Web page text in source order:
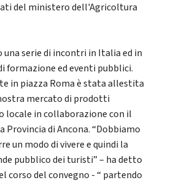
del ministero dell'Agricoltura
serie di incontri in Italia ed in
formazione ed eventi pubblici.
in piazza Roma è stata allestita
mercato di prodotti
in collaborazione con il
Provincia di Ancona. “Dobbiamo
un modo di vivere e quindi la
pubblico dei turisti” – ha detto
corso del convegno - “ partendo